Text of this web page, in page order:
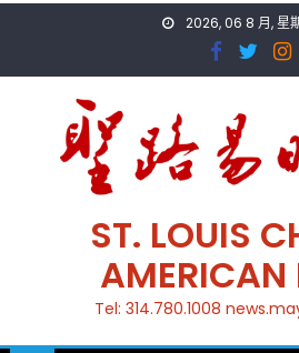
2026, 06 8 月, 星
ST. LOUIS
AMERICAN
Tel: 314.780.1008